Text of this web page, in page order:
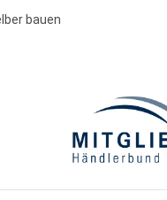
bauen